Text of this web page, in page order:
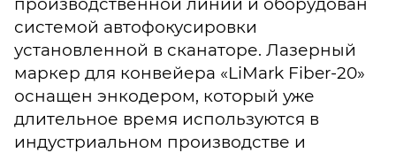
системой автофокусировки
установленной в сканаторе. Лазерный
маркер для конвейера «LiMark Fiber-20»
оснащен энкодером, который уже
длительное время используются в
индустриальном производстве и